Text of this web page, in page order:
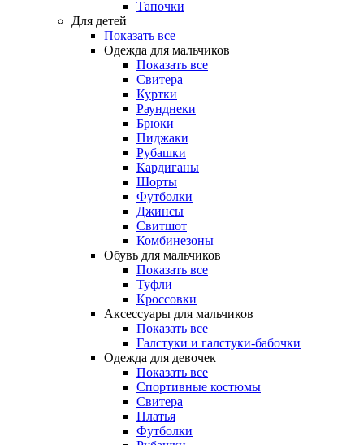
Тапочки
Для детей
Показать все
Одежда для мальчиков
Показать все
Свитера
Куртки
Раунднеки
Брюки
Пиджаки
Рубашки
Кардиганы
Шорты
Футболки
Джинсы
Свитшот
Комбинезоны
Обувь для мальчиков
Показать все
Туфли
Кроссовки
Аксессуары для мальчиков
Показать все
Галстуки и галстуки-бабочки
Одежда для девочек
Показать все
Спортивные костюмы
Свитера
Платья
Футболки